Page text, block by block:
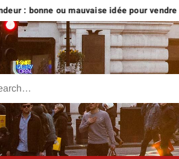
ou mauvaise idée pour vendre vite ?